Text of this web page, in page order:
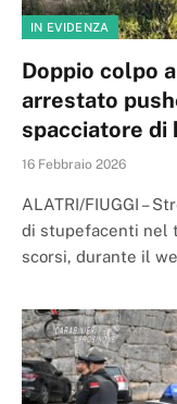
IN EVIDENZA
Doppio colpo
arrestato
spacciatore di
16 Febbraio 2026
ALATRI/FIUGGI –
di stupefacenti nel
scorsi, durante il